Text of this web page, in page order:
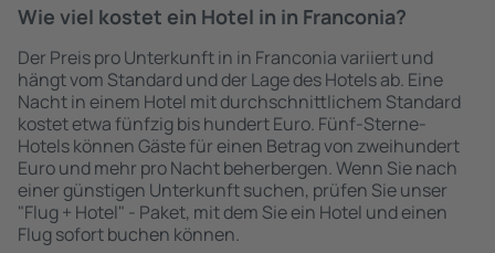
Wie viel kostet ein Hotel in in Franconia?
Der Preis pro Unterkunft in in Franconia variiert und
hängt vom Standard und der Lage des Hotels ab. Eine
Nacht in einem Hotel mit durchschnittlichem Standard
kostet etwa fünfzig bis hundert Euro. Fünf-Sterne-
Hotels können Gäste für einen Betrag von zweihundert
Euro und mehr pro Nacht beherbergen. Wenn Sie nach
einer günstigen Unterkunft suchen, prüfen Sie unser
"Flug + Hotel" - Paket, mit dem Sie ein Hotel und einen
Flug sofort buchen können.